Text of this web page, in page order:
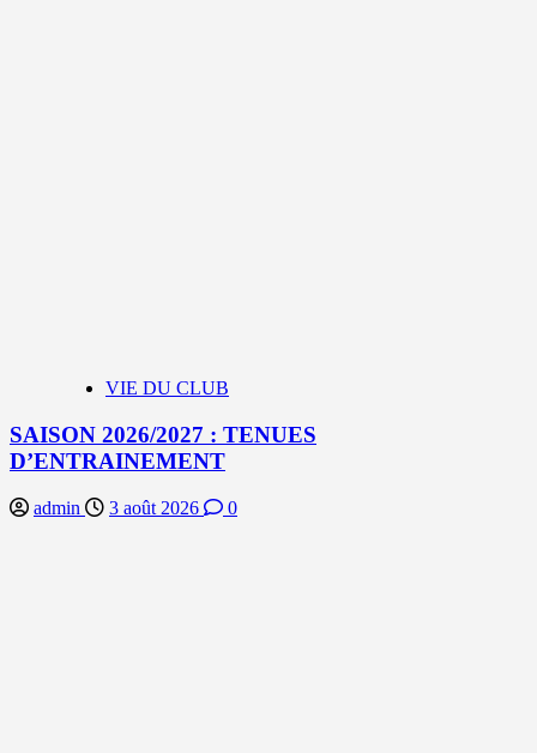
VIE DU CLUB
SAISON 2026/2027 : TENUES
D’ENTRAINEMENT
admin 3 août 2026 0